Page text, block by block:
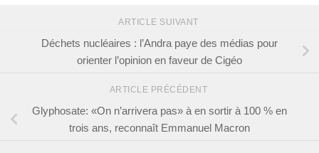
ARTICLE SUIVANT
Déchets nucléaires : l’Andra paye des médias pour
orienter l’opinion en faveur de Cigéo
ARTICLE PRÉCÉDENT
Glyphosate: «On n’arrivera pas» à en sortir à 100 % en
trois ans, reconnaît Emmanuel Macron